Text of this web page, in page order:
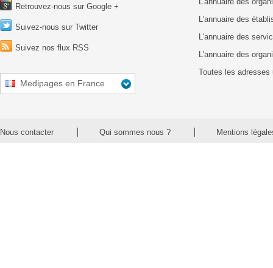
Retrouvez-nous sur Google +
Suivez-nous sur Twitter
Suivez nos flux RSS
Medipages en France
L'annuaire des
L'annuaire des
L'annuaire des
Toutes les adresses
Nous contacter Qui sommes nous ? Mentions